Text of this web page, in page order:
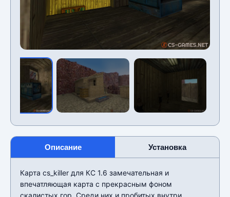
Описание Установка
Карта cs_killer для КС 1.6 замечательная и
впечатляющая карта с прекрасным фоном
скалистых гор. Среди них и пробитых внутри